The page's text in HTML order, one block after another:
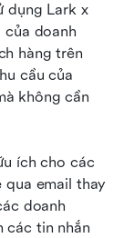
dụng Lark x
doanh
hàng trên
cầu của
không cần
ích cho các
qua email thay
doanh
các tin nhắn